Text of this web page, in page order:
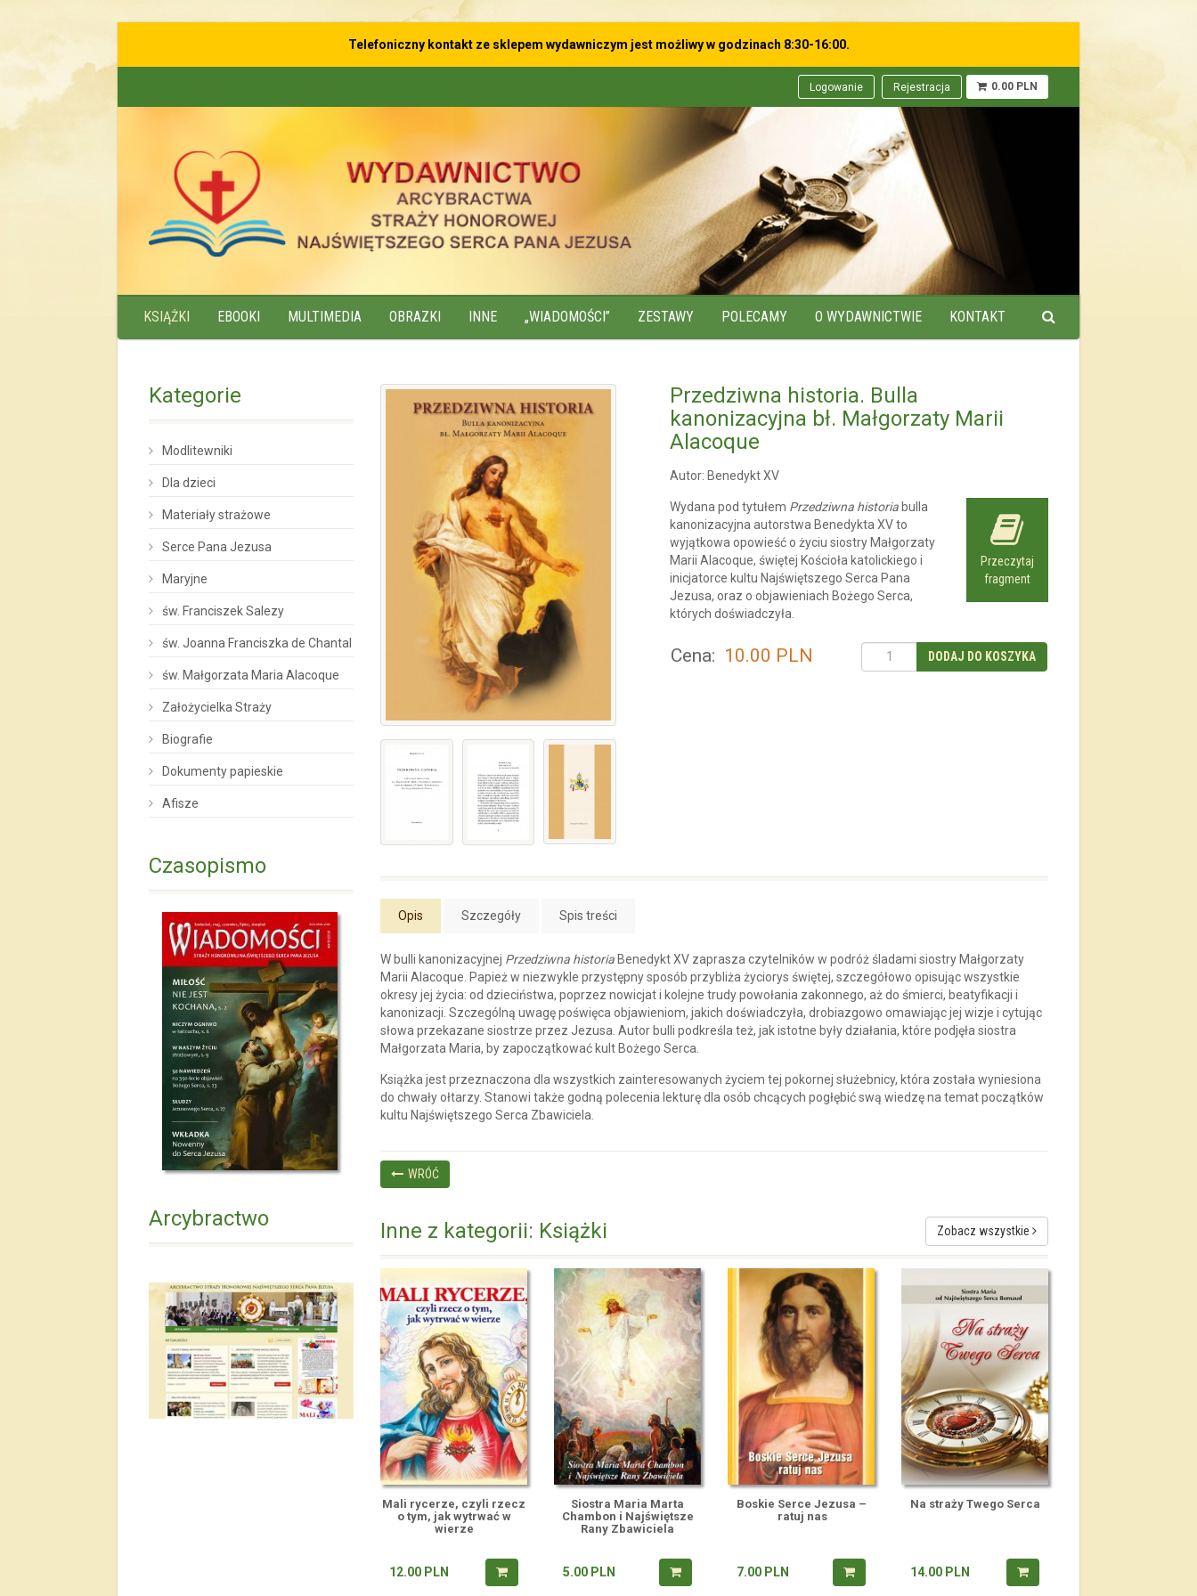
Telefoniczny kontakt ze sklepem wydawniczym jest możliwy w godzinach 8:30-16:00.
Logowanie Rejestracja 0.00 PLN
KSIĄŻKI EBOOKI MULTIMEDIA OBRAZKI INNE „WIADOMOŚCI” ZESTAWY POLECAMY O WYDAWNICTWIE KONTAKT
Przedziwna historia. Bulla
kanonizacyjna bł. Małgorzaty Marii
Alacoque
Autor: Benedykt XV
Przeczytaj
fragment
Wydana pod tytułem Przedziwna historia bulla
kanonizacyjna autorstwa Benedykta XV to
wyjątkowa opowieść o życiu siostry Małgorzaty
Marii Alacoque, świętej Kościoła katolickiego i
inicjatorce kultu Najświętszego Serca Pana
Jezusa, oraz o objawieniach Bożego Serca,
których doświadczyła.
Cena: 10.00 PLN
Opis Szczegóły Spis treści
W bulli kanonizacyjnej Przedziwna historia Benedykt XV zaprasza czytelników w podróż śladami siostry Małgorzaty
Marii Alacoque. Papież w niezwykle przystępny sposób przybliża życiorys świętej, szczegółowo opisując wszystkie
okresy jej życia: od dzieciństwa, poprzez nowicjat i kolejne trudy powołania zakonnego, aż do śmierci, beatyfikacji i
kanonizacji. Szczególną uwagę poświęca objawieniom, jakich doświadczyła, drobiazgowo omawiając jej wizje i cytując
słowa przekazane siostrze przez Jezusa. Autor bulli podkreśla też, jak istotne były działania, które podjęła siostra
Małgorzata Maria, by zapoczątkować kult Bożego Serca.
Książka jest przeznaczona dla wszystkich zainteresowanych życiem tej pokornej służebnicy, która została wyniesiona
do chwały ołtarzy. Stanowi także godną polecenia lekturę dla osób chcących pogłębić swą wiedzę na temat początków
kultu Najświętszego Serca Zbawiciela.
WRÓĆ
Zobacz wszystkie
Inne z kategorii: Książki
Mali rycerze, czyli rzecz
o tym, jak wytrwać w
wierze
12.00 PLN
Siostra Maria Marta
Chambon i Najświętsze
Rany Zbawiciela
5.00 PLN
Boskie Serce Jezusa –
ratuj nas
7.00 PLN
Na straży Twego Serca
14.00 PLN
Kategorie
Modlitewniki
Dla dzieci
Materiały strażowe
Serce Pana Jezusa
Maryjne
św. Franciszek Salezy
św. Joanna Franciszka de Chantal
św. Małgorzata Maria Alacoque
Założycielka Straży
Biografie
Dokumenty papieskie
Afisze
Czasopismo
Arcybractwo